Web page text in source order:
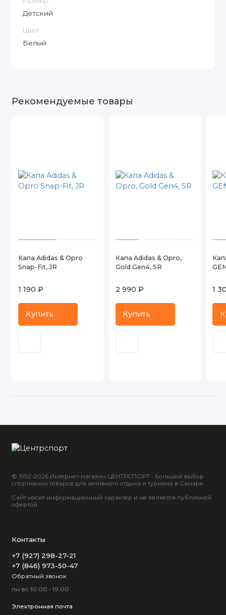
Детский
Цвет
Белый
Рекомендуемые товары
Капа Adidas & Opro
Snap-Fit, JR
1 190 ₽
Купить
Капа Adidas & Opro,
Gold Gen4, SR
2 990 ₽
Купить
1
© 1992-2026 Интернет-магазин ЦЕНТРСПОРТ - большой выбор
спортивных товаров для активного отдыха и туризма в Самаре.
Сайт носит информационный характер и не является публичной
офертой
Контакты
+7 (927) 298-27-21
+7 (846) 973-50-47
Обратный звонок
пн-вс 10:00 - 19:00
Электронная почта